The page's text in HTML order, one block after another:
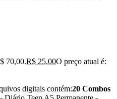
70,00.R$ 25,00O preço atual é:
digitais contém:20 Combos